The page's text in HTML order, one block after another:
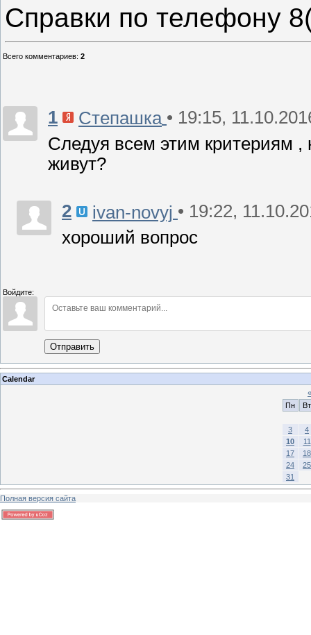
Справки по телефону
Всего комментариев: 2
1 Степашка • 19:15,
Следуя всем этим критериям ,
живут?
2 ivan-novyj • 19:22,
хороший вопрос
Войдите:
Отправить
Calendar
«
Пн
Вт
3
4
10
11
17
18
24
25
31
Полная версия сайта